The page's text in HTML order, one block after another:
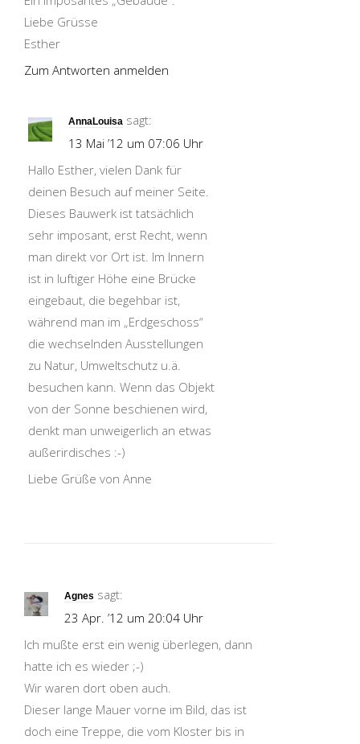
Liebe Grüsse
Esther
Zum Antworten anmelden
AnnaLouisa sagt:
13 Mai ’12 um 07:06 Uhr
Hallo Esther, vielen Dank für
deinen Besuch auf meiner Seite.
Dieses Bauwerk ist tatsächlich
sehr imposant, erst Recht, wenn
man direkt vor Ort ist. Im Innern
ist in luftiger Höhe eine Brücke
eingebaut, die begehbar ist,
während man im „Erdgeschoss“
die wechselnden Ausstellungen
zu Natur, Umweltschutz u.ä.
besuchen kann. Wenn das Objekt
von der Sonne beschienen wird,
denkt man unweigerlich an etwas
außerirdisches :-)
Liebe Grüße von Anne
Agnes sagt:
23 Apr. ’12 um 20:04 Uhr
Ich mußte erst ein wenig überlegen, dann
hatte ich es wieder ;-)
Wir waren dort oben auch.
Dieser lange Mauer vorne im Bild, das ist
doch eine Treppe, die vom Kloster bis in